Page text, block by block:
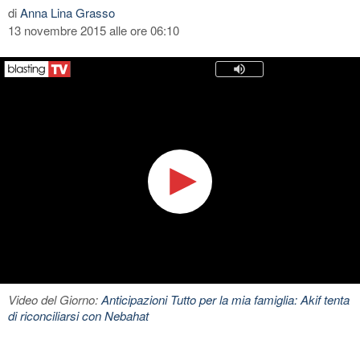
diAnna Lina Grasso
13 novembre 2015 alle ore 06:10
Video del Giorno:Anticipazioni Tutto per la mia famiglia: Akif tenta
di riconciliarsi con Nebahat